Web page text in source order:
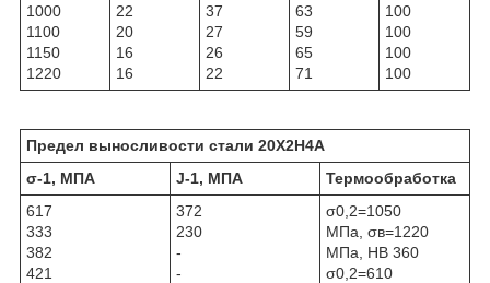
1000
1100
1150
1220
22
20
16
16
37
27
26
22
63
59
65
71
100
100
100
100
Предел выносливости стали 20Х2Н4А
σ-1, МПА J-1, МПА
Термообработка
617
333
382
421
372
230
-
-
σ0,2=1050
МПа σв=1220
МПа, НВ 360
σ0,2=610